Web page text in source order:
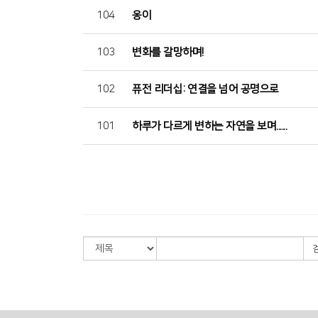
104 옹이
103 변화를 갈망하며!
102 퓨전 리더십: 연결을 넘어 공명으로
101 하루가 다르게 변하는 자연을 보며......